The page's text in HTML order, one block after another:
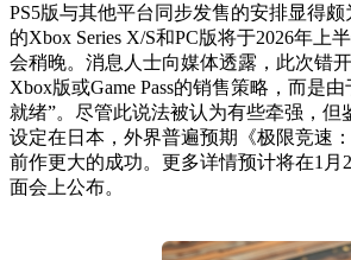
PS5版与其他平台同步发售的安排显得
的Xbox Series X/S和PC版将于2026年上
会稍晚。消息人士向媒体透露，此次错
Xbox版或Game Pass的销售策略，而是
就绪”。尽管此说法被认为有些牵强，但
设定在日本，外界普遍预期《极限竞速
前作更大的成功。更多详情预计将在1月
面会上公布。